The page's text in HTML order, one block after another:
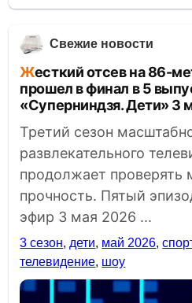
Свежие новости
Жесткий отсев на 86-метровой трассе: кто
прошел в финал в 5
«Суперниндзя. Дети» 3
Третий сезон
развлекательного
продолжает проверять
прочность. Пятый
эфир 3 мая 2026 ...
3 сезон, дети, май 2026,
телевидение, шоу